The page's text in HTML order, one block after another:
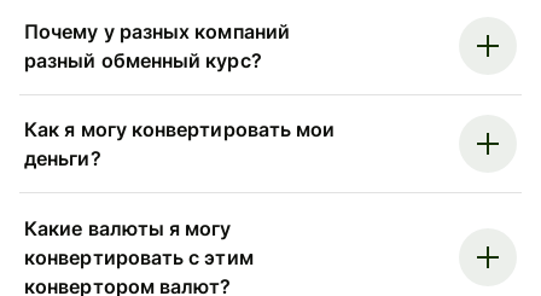
Почему у разных компаний
разный обменный курс?
Как я могу конвертировать мои
деньги?
Какие валюты я могу
конвертировать с этим
конвертором валют?